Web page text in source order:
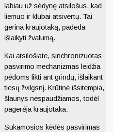
labiau už sėdynę atsilošus, kad
liemuo ir klubai atsivertų. Tai
gerina kraujotaką, padeda
išlaikyti žvalumą.
Kai atsilošiate, sinchronizuotas
pasvirimo mechanizmas leidžia
pėdoms likti ant grindų, išlaikant
tiesų žvilgsnį. Krūtinė išsitempia,
šlaunys nespaudžiamos, todėl
pagerėja kraujotaka.
Sukamosios kėdės pasvirimas